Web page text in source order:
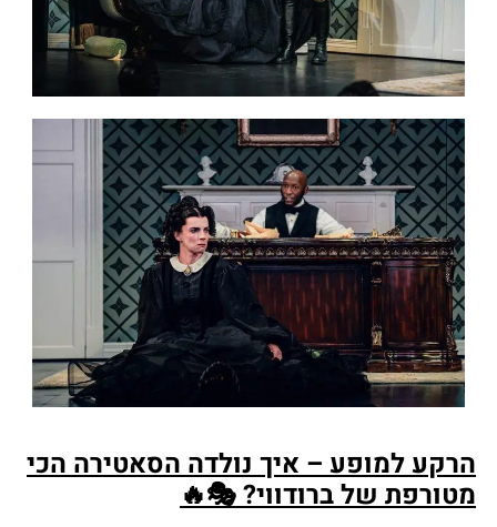
הרקע למופע – איך נולדה הסאטירה הכי
מטורפת של ברודווי? 🎭🔥